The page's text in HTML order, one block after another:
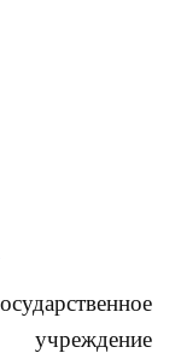
учреждение